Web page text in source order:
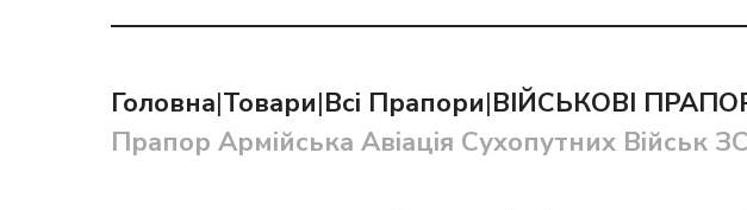
Головна|Товари|Всі Прапори|ВІЙСЬКОВІ
Прапор Армійська Авіація Сухопутних Військ